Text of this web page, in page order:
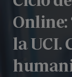
Online:
la UCI.